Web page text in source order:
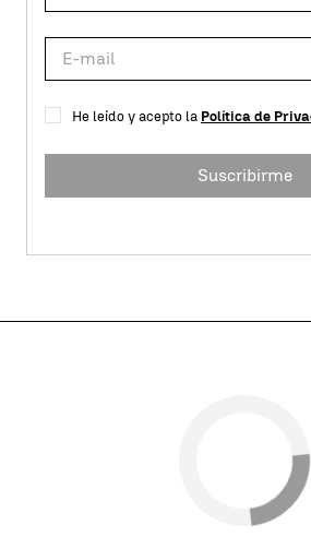
He leído y acepto la Política de
Suscribirme